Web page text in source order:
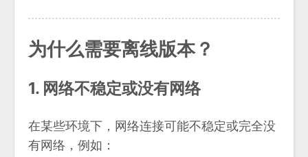
为什么需要离线版本？
1. 网络不稳定或没有网络
在某些环境下，网络连接可能不稳定或完全没
有网络，例如：